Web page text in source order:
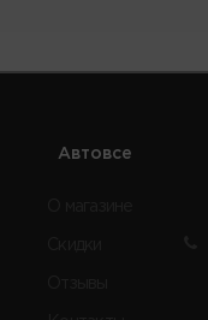
Автовсе